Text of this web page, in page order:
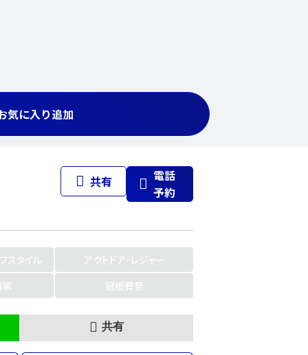
気に入り追加
共有
電話
予約
スタイル
アウトドア・レジャー
冠婚葬祭
共有